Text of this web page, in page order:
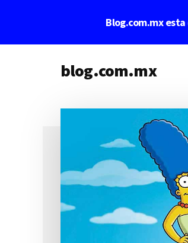
Blog.com.mx
Additionalblog.com.mx